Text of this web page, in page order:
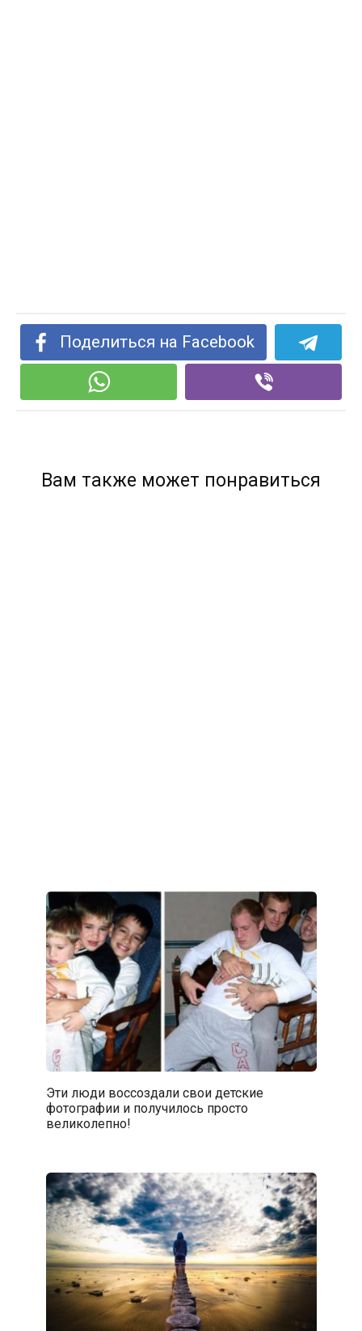
Поделиться на Facebook
Вам также может понравиться
Эти люди воссоздали свои детские
фотографии и получилось просто
великолепно!